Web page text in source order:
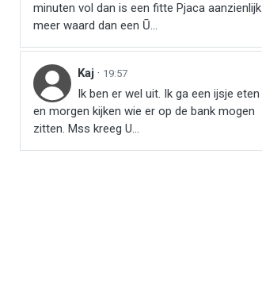
minuten vol dan is een fitte Pjaca aanzienlijk
meer waard dan een Ū...
Kaj · 19:57
Ik ben er wel uit. Ik ga een ijsje eten
en morgen kijken wie er op de bank mogen
zitten. Mss kreeg U...